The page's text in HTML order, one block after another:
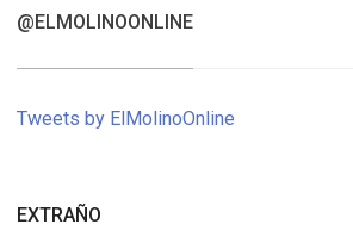
@ELMOLINOONLINE
Tweets by ElMolinoOnline
EXTRAÑO